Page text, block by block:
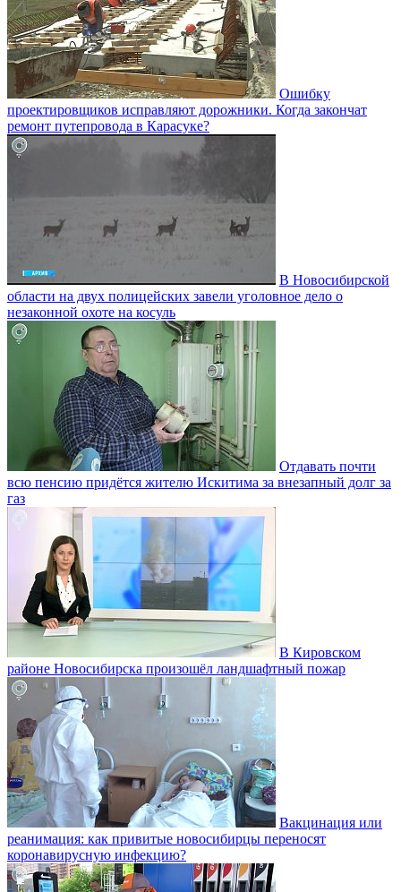
Ошибку
проектировщиков исправляют дорожники. Когда закончат
ремонт путепровода в Карасуке?
В Новосибирской
области на двух полицейских завели уголовное дело о
незаконной охоте на косуль
Отдавать почти
всю пенсию придётся жителю Искитима за внезапный долг за
газ
В Кировском
районе Новосибирска произошёл ландшафтный пожар
Вакцинация или
реанимация: как привитые новосибирцы переносят
коронавирусную инфекцию?